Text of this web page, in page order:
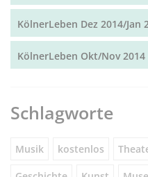
KölnerLeben Dez 2014/Jan
KölnerLeben Okt/Nov 2014
Schlagworte
Musik kostenlos